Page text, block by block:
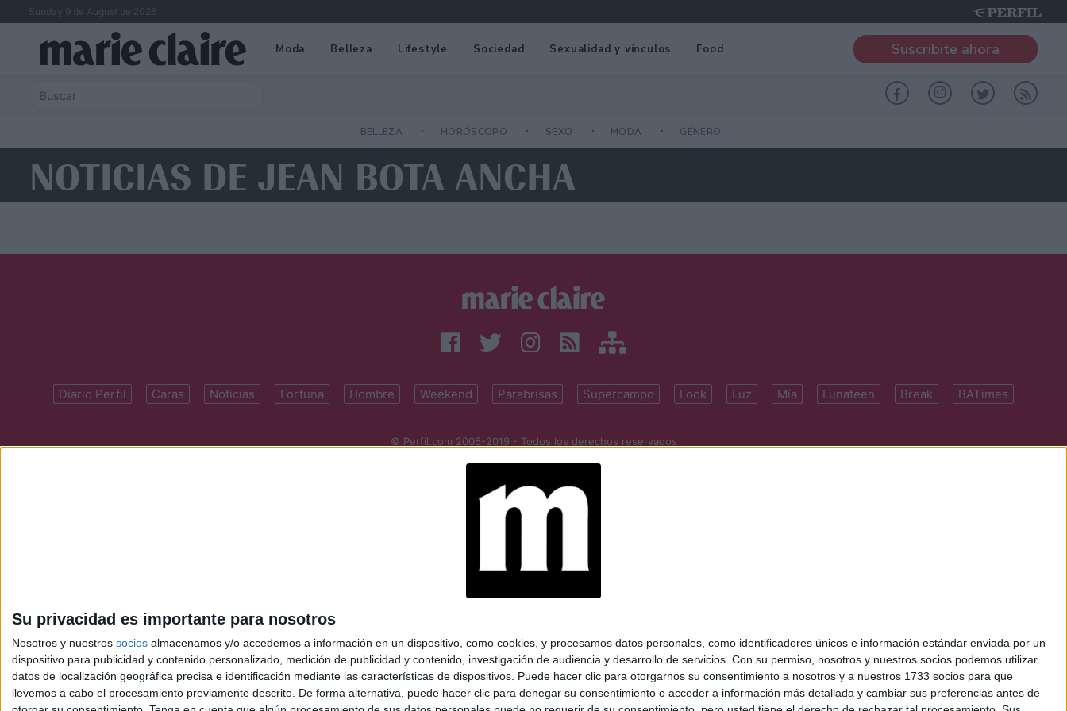
Su privacidad es importante para nosotros
Nosotros y nuestros socios almacenamos y/o accedemos a información en un dispositivo, como cookies, y procesamos datos personales, como identificadores únicos e información estándar enviada por un
dispositivo para publicidad y contenido personalizado, medición de publicidad y contenido, investigación de audiencia y desarrollo de servicios. Con su permiso, nosotros y nuestros socios podemos utilizar
datos de localización geográfica precisa e identificación mediante las características de dispositivos. Puede hacer clic para otorgarnos su consentimiento a nosotros y a nuestros 1733 socios para que
llevemos a cabo el procesamiento previamente descrito. De forma alternativa, puede hacer clic para denegar su consentimiento o acceder a información más detallada y cambiar sus preferencias antes de
Sunday 9 de August de 2026
Moda Belleza Lifestyle Sociedad Sexualidad y vínculos Food Suscribite ahora
BELLEZA HORÓSCOPO SEXO MODA GÉNERO
NOTICIAS DE JEAN BOTA ANCHA
Diario Perfil Caras Noticias Fortuna Hombre Weekend Parabrisas Supercampo Look Luz Mía Lunateen Break BATimes
© Perfil.com 2006-2019 - Todos los derechos reservados
perfilcom@perfil.com| Propietario: Diario Perfil S.A.